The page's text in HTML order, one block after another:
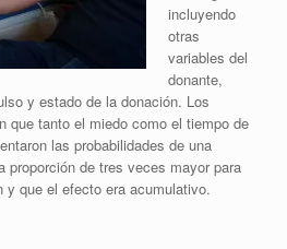
incluyendo
otras
variables del
donante,
y estado de la donación. Los
que tanto el miedo como el tiempo de
las probabilidades de una
proporción de tres veces mayor para
y que el efecto era acumulativo.